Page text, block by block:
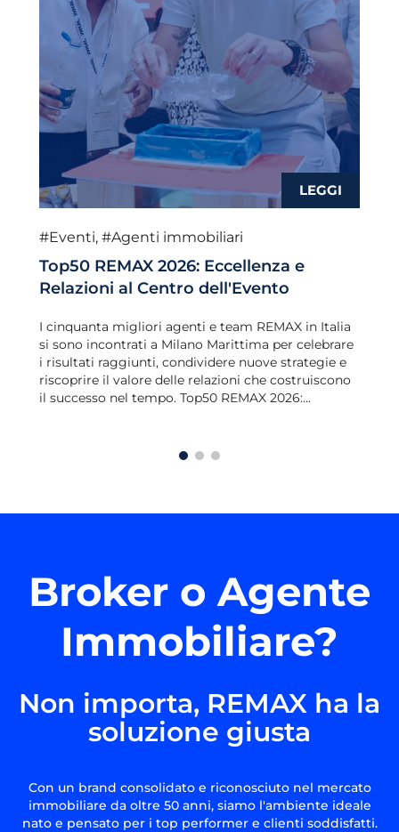
#Eventi, #Agenti immobiliari
Top50 REMAX 2026: Eccellenza e
Relazioni al Centro dell'Evento
I cinquanta migliori agenti e team REMAX in Italia
si sono incontrati a Milano Marittima per celebrare
i risultati raggiunti, condividere nuove strategie e
riscoprire il valore delle relazioni che costruiscono
il successo nel tempo. Top50 REMAX 2026:...
Broker o Agente
Immobiliare?
Non importa, REMAX ha la
soluzione giusta
Con un brand consolidato e riconosciuto nel mercato
immobiliare da oltre 50 anni, siamo l'ambiente ideale
nato e pensato per i top performer e clienti soddisfatti.